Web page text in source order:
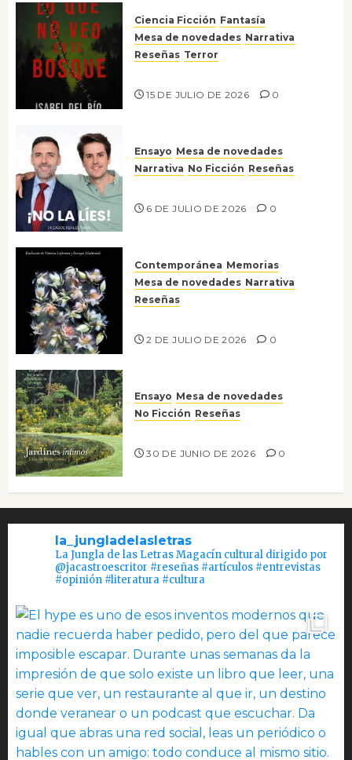
Ciencia Ficción Fantasía
Mesa de novedades Narrativa
Reseñas Terror
15 DE JULIO DE 2026 0
Ensayo Mesa de novedades
Narrativa No Ficción Reseñas
6 DE JULIO DE 2026 0
Contemporánea Memorias
Mesa de novedades Narrativa
Reseñas
2 DE JULIO DE 2026 0
Ensayo Mesa de novedades
No Ficción Reseñas
30 DE JUNIO DE 2026 0
la_jungladelasletras
La Jungla de las Letras Magacín cultural dirigido por
@jacastroescritor #reseñas #artículos #entrevistas
#opinión #literatura #cultura